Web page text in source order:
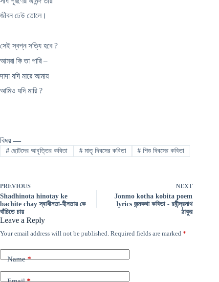
জীবন ঢেউ তোলে।
সেই স্বপ্ন সত্যি হবে ?
আমরা কি তা পারি –
দাদা যদি মারে আমায়
আমিও যদি মারি ?
বিষয় —
#ছোটদের আবৃত্তির কবিতা #মাতৃ দিবসের কবিতা # শিশু দিবসের কবিতা
PREVIOUS
Shadhinota hinotay ke
bachite chay স্বাধীনতা-হীনতায় কে
বাঁচিতে চায়
NEXT
Jonmo kotha kobita poem
lyrics জন্মকথা কবিতা - রবীন্দ্রনাথ
ঠাকুর
Leave a Reply
Your email address will not be published. Required fields are marked *
Name*